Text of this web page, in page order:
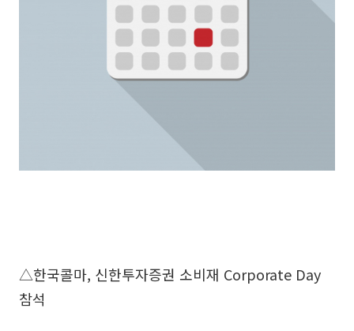
△한국콜마, 신한투자증권 소비재 Corporate Day
참석